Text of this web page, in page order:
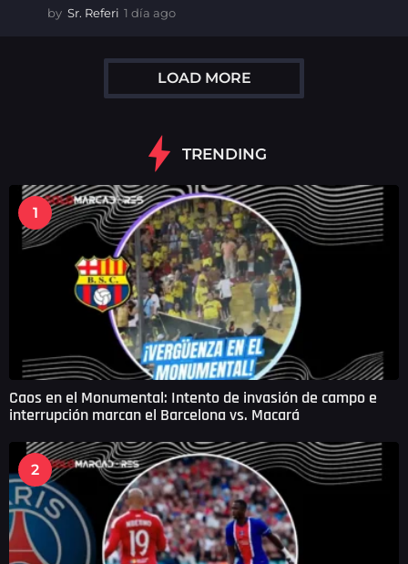
by Sr. Referi 1 día ago
a
a
g
LOAD MORE
TRENDING
1
Caos en el Monumental: Intento de invasión de campo e
interrupción marcan el Barcelona vs. Macará
2